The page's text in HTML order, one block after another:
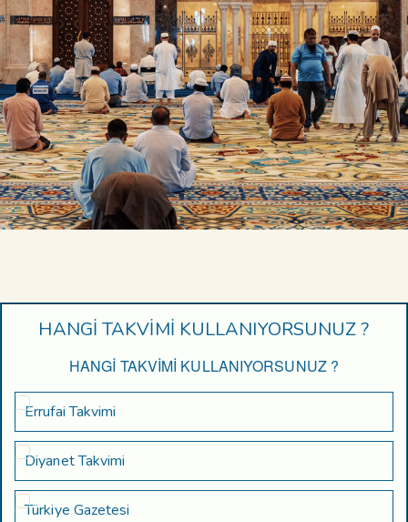
HANGİ TAKVİMİ KULLANIYORSUNUZ ?
HANGİ TAKVİMİ KULLANIYORSUNUZ ?
Errufai Takvimi
Diyanet Takvimi
Türkiye Gazetesi